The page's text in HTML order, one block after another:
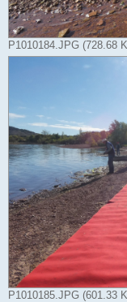
P1010184.JPG (728.68
P1010185.JPG (601.33